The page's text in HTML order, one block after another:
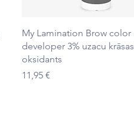
Ātrais skats
My Lamination Brow color
developer 3% uzacu krāsas
oksidants
Cena
11,95 €